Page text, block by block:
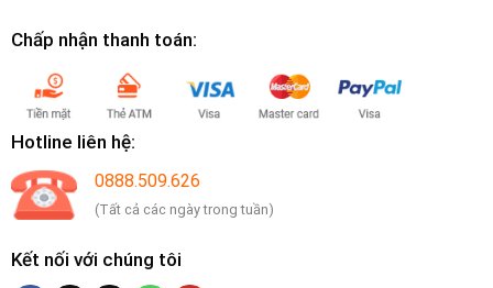
Chấp nhận thanh toán:
Hotline liên hệ:
0888.509.626
(Tất cả các ngày trong tuần)
Kết nối với chúng tôi